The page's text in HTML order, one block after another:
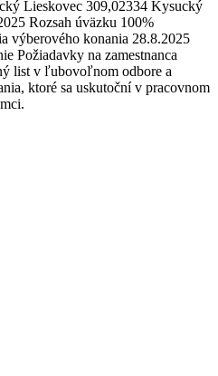
Lieskovec 309,02334 Kysucký
Rozsah úväzku 100%
výberového konania 28.8.2025
Požiadavky na zamestnanca
list v ľubovoľnom odbore a
ktoré sa uskutoční v pracovnom